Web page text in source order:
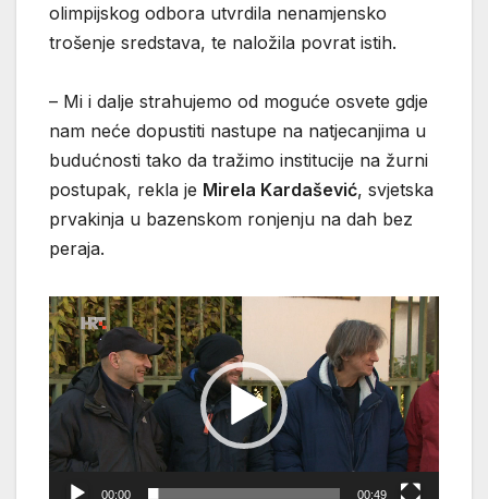
olimpijskog odbora utvrdila nenamjensko
trošenje sredstava, te naložila povrat istih.
– Mi i dalje strahujemo od moguće osvete gdje
nam neće dopustiti nastupe na natjecanjima u
budućnosti tako da tražimo institucije na žurni
postupak, rekla je Mirela Kardašević, svjetska
prvakinja u bazenskom ronjenju na dah bez
peraja.
Reproduktor
videozapisa
00:00 00:49